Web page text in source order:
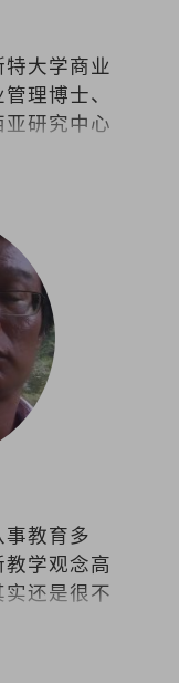
大学商业
理博士、
研究中心
教育多
学观念高
还是很不
是学生。